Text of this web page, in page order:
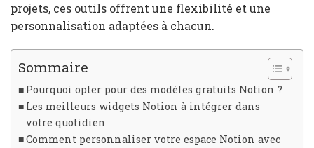
projets, ces outils offrent une flexibilité et une
personnalisation adaptées à chacun.
Sommaire
Pourquoi opter pour des modèles gratuits Notion ?
Les meilleurs widgets Notion à intégrer dans
votre quotidien
Comment personnaliser votre espace Notion avec